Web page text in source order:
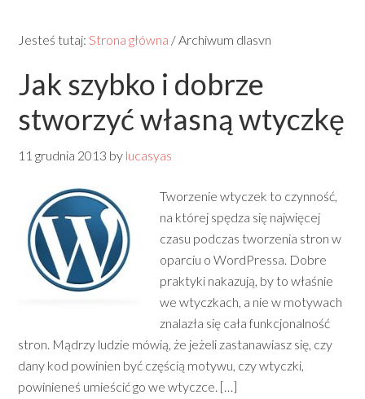
Jesteś tutaj:Strona główna /Archiwum dlasvn
Jak szybko i dobrze
stworzyć własną wtyczkę
11 grudnia 2013 by lucasyas
Tworzenie wtyczek to czynność,
na której spędza się najwięcej
czasu podczas tworzenia stron w
oparciu o WordPressa. Dobre
praktyki nakazują, by to właśnie
we wtyczkach, a nie w motywach
znalazła się cała funkcjonalność
stron. Mądrzy ludzie mówią, że jeżeli zastanawiasz się, czy
dany kod powinien być częścią motywu, czy wtyczki,
powinieneś umieścić go we wtyczce. […]